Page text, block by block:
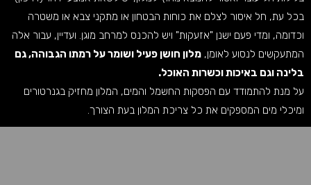
בכל עת, חל איסור לצלם את כוחות הבטחון או מתקני צבא או משטרה
וכדומה, ומדי פעם ישנן "אזעקות" ויש להכנס למרחב מוגן. ועדיין, עבור אלה
המתעקשים לנסוע לאומן, מלון חושן פעיל ושומר על רמתו הגבוהה, גם
בלינה וגם באיכות וכשרות האוכל.
על מנת להתמודד עם הפסקות החשמל והמים, המלון מחזיק בגנרטורים
ומיכלי מים המספקים את כל צריכת המלון בעת הצורך.